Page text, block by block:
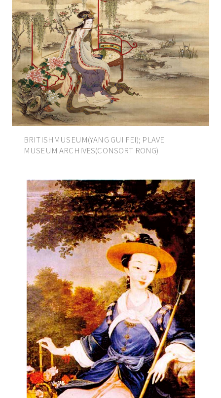
BRITISHMUSEUM(YANG GUI FEI); PLAVE
MUSEUM ARCHIVES(CONSORT RONG)